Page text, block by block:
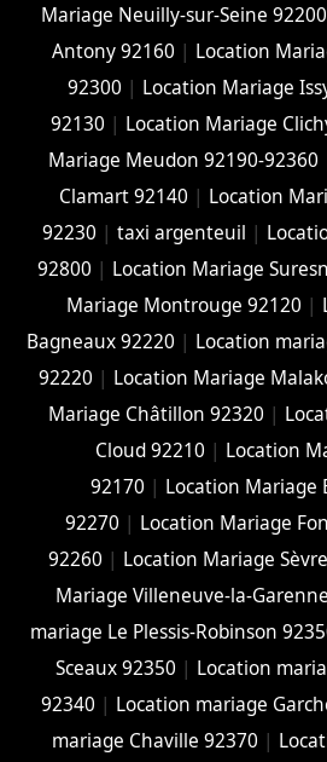
Mariage Neuilly-sur-Seine 92200
Antony 92160 | Location
92300 | Location Mariage
92130 | Location Mariage
Mariage Meudon 92190-92360
Clamart 92140 | Location
92230 |taxi argenteuil |
92800 | Location Mariage
Mariage Montrouge 92120 |
Bagneaux 92220 | Location
92220 | Location Mariage
Mariage Châtillon 92320 |
Cloud 92210 | Location
92170 | Location Mariage
92270 | Location Mariage
92260 | Location Mariage
Mariage Villeneuve-la-
mariage Le Plessis-Robinson
Sceaux 92350 | Location
92340 | Location mariage
mariage Chaville 92370 |